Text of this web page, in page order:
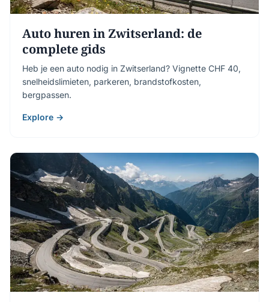
Auto huren in Zwitserland: de
complete gids
Heb je een auto nodig in Zwitserland? Vignette CHF 40,
snelheidslimieten, parkeren, brandstofkosten,
bergpassen.
Explore →